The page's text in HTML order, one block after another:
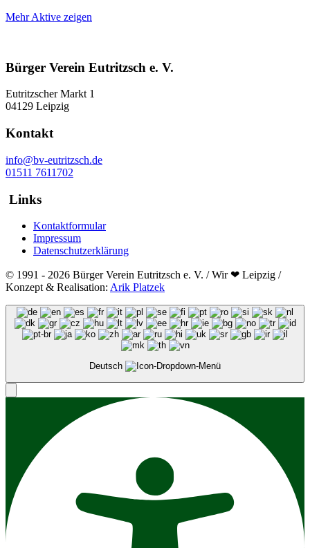
Mehr Aktive zeigen
Bürger Verein Eutritzsch e. V.
Eutritzscher Markt 1
04129 Leipzig
Kontakt
info@bv-eutritzsch.de
01511 7611702
Links
Kontaktformular
Impressum
Datenschutzerklärung
© 1991 - 2026 Bürger Verein Eutritzsch e. V. / Wir ❤ Leipzig /
Konzept & Realisation: Arik Platzek
Deutsch